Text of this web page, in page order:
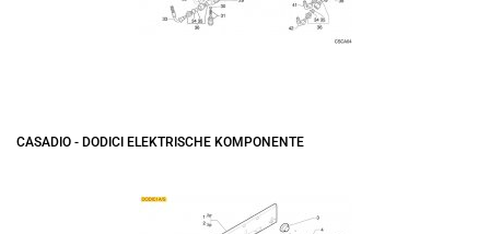
CASADIO - DODICI ELEKTRISCHE KOMPONENTE